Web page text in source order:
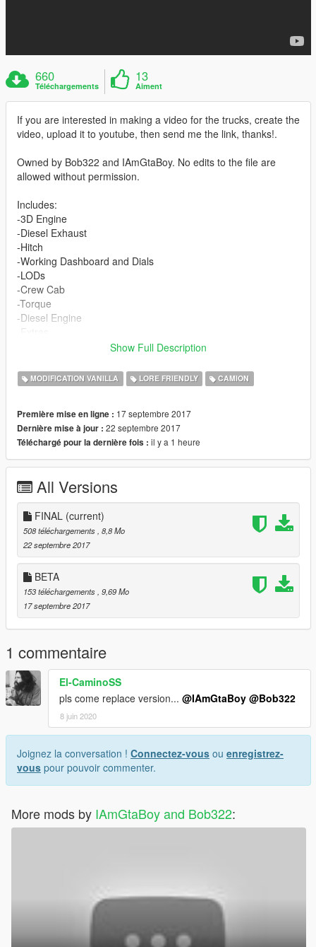
660
Téléchargements
13
Aiment
If you are interested in making a video for the trucks, create the
video, upload it to youtube, then send me the link, thanks!.
Owned by Bob322 and IAmGtaBoy. No edits to the file are
allowed without permission.
Includes:
-3D Engine
-Diesel Exhaust
-Hitch
-Working Dashboard and Dials
-LODs
-Crew Cab
-Torque
-Diesel Engine
Spawn vehicles with: bobcatxld and bobcatxlc
D stands for Dually Crew Cab
Final: Fixed Wheels not showing up.
Show Full Description
MODIFICATION VANILLA LORE FRIENDLY CAMION
Première mise en ligne : 17 septembre 2017
Dernière mise à jour : 22 septembre 2017
Téléchargé pour la dernière fois : il y a 1 heure
All Versions
FINAL (current)
508 téléchargements , 8,8 Mo
22 septembre 2017
BETA
153 téléchargements , 9,69 Mo
17 septembre 2017
1 commentaire
El-CaminoSS
pls come replace version... @IAmGtaBoy @Bob322
8 juin 2020
Joignez la conversation ! Connectez-vous ou enregistrez-
vous pour pouvoir commenter.
More mods by IAmGtaBoy and Bob322: